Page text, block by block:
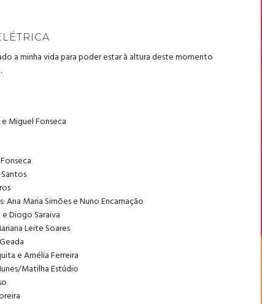
a minha vida para poder estar à altura deste momento
Miguel Fonseca
Maria Simões e Nuno Encarnação
Diogo Saraiva
Leite Soares
e Amélia Ferreira
Matilha Estúdio